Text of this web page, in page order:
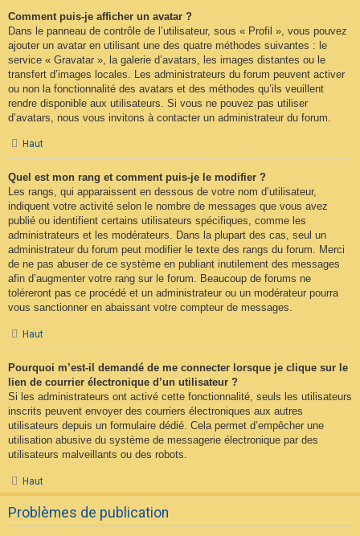
Comment puis-je afficher un avatar ?
Dans le panneau de contrôle de l’utilisateur, sous « Profil », vous pouvez
ajouter un avatar en utilisant une des quatre méthodes suivantes : le
service « Gravatar », la galerie d’avatars, les images distantes ou le
transfert d’images locales. Les administrateurs du forum peuvent activer
ou non la fonctionnalité des avatars et des méthodes qu’ils veuillent
rendre disponible aux utilisateurs. Si vous ne pouvez pas utiliser
d’avatars, nous vous invitons à contacter un administrateur du forum.
Haut
Quel est mon rang et comment puis-je le modifier ?
Les rangs, qui apparaissent en dessous de votre nom d’utilisateur,
indiquent votre activité selon le nombre de messages que vous avez
publié ou identifient certains utilisateurs spécifiques, comme les
administrateurs et les modérateurs. Dans la plupart des cas, seul un
administrateur du forum peut modifier le texte des rangs du forum. Merci
de ne pas abuser de ce système en publiant inutilement des messages
afin d’augmenter votre rang sur le forum. Beaucoup de forums ne
toléreront pas ce procédé et un administrateur ou un modérateur pourra
vous sanctionner en abaissant votre compteur de messages.
Haut
Pourquoi m’est-il demandé de me connecter lorsque je clique sur le
lien de courrier électronique d’un utilisateur ?
Si les administrateurs ont activé cette fonctionnalité, seuls les utilisateurs
inscrits peuvent envoyer des courriers électroniques aux autres
utilisateurs depuis un formulaire dédié. Cela permet d’empêcher une
utilisation abusive du système de messagerie électronique par des
utilisateurs malveillants ou des robots.
Haut
Problèmes de publication